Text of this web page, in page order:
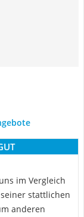
im Vergleich
stattlichen
anderen